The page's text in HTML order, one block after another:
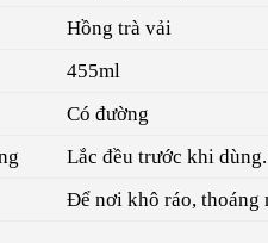
Hồng trà vải
455ml
Có đường
Lắc đều trước khi
Để nơi khô ráo, thoáng